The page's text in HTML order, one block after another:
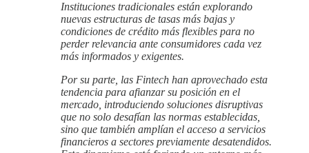
Instituciones tradicionales están explorando
nuevas estructuras de tasas más bajas y
condiciones de crédito más flexibles para no
perder relevancia ante consumidores cada vez
más informados y exigentes.
Por su parte, las Fintech han aprovechado esta
tendencia para afianzar su posición en el
mercado, introduciendo soluciones disruptivas
que no solo desafían las normas establecidas,
sino que también amplían el acceso a servicios
financieros a sectores previamente desatendidos.